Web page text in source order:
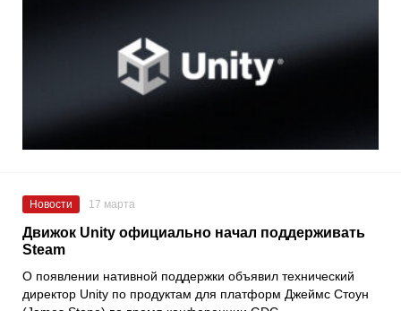
Новости 17 марта
Движок Unity официально начал поддерживать
Steam
О появлении нативной поддержки объявил технический
директор Unity по продуктам для платформ Джеймс Стоун